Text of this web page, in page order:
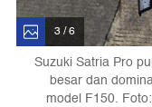
3 / 6
Suzuki Satria Pro
besar dan
model F150.